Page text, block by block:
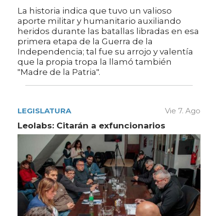
La historia indica que tuvo un valioso
aporte militar y humanitario auxiliando
heridos durante las batallas libradas en esa
primera etapa de la Guerra de la
Independencia; tal fue su arrojo y valentía
que la propia tropa la llamó también
"Madre de la Patria".
LEGISLATURA Vie 7. Ago
Leolabs: Citarán a exfuncionarios